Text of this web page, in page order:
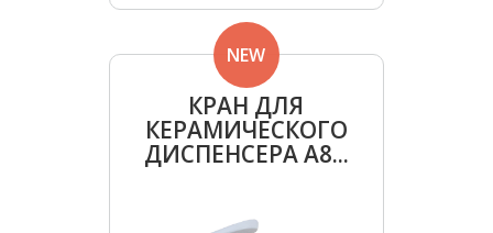
КРАН ДЛЯ
КЕРАМИЧЕСКОГО
ДИСПЕНСЕРА А8...
NEW